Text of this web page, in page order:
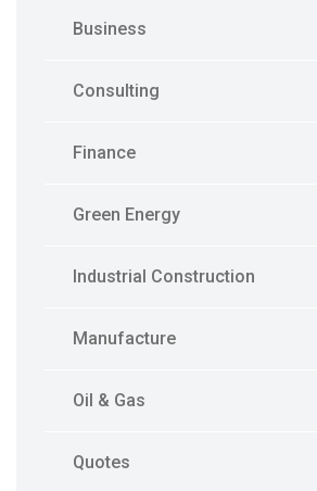
Business
Consulting
Finance
Green Energy
Industrial Construction
Manufacture
Oil & Gas
Quotes